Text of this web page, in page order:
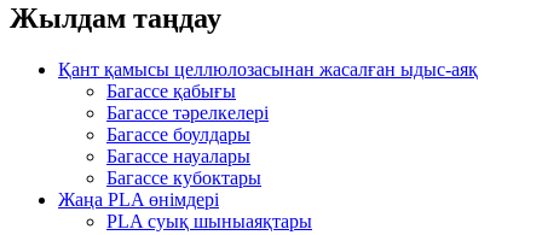
Жылдам таңдау
Қант қамысы целлюлозасынан жасалған ыдыс-аяқ
Багассе қабығы
Багассе тәрелкелері
Багассе боулдары
Багассе науалары
Багассе кубоктары
Жаңа PLA өнімдері
PLA суық шыныаяқтары